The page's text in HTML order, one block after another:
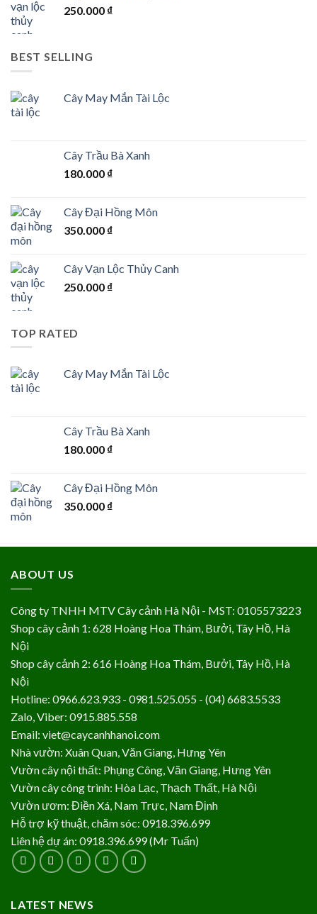
250.000 ₫
BEST SELLING
Cây May Mắn Tài Lộc
Cây Trầu Bà Xanh
180.000 ₫
Cây Đại Hồng Môn
350.000 ₫
Cây Vạn Lộc Thủy Canh
250.000 ₫
TOP RATED
Cây May Mắn Tài Lộc
Cây Trầu Bà Xanh
180.000 ₫
Cây Đại Hồng Môn
350.000 ₫
ABOUT US
Công ty TNHH MTV Cây cảnh Hà Nội - MST: 0105573223
Shop cây cảnh 1: 628 Hoàng Hoa Thám, Bưởi, Tây Hồ, Hà
Nội
Shop cây cảnh 2: 616 Hoàng Hoa Thám, Bưởi, Tây Hồ, Hà
Nội
Hotline: 0966.623.933 - 0981.525.055 - (04) 6683.5533
Zalo, Viber: 0915.885.558
Email: viet@caycanhhanoi.com
Nhà vườn: Xuân Quan, Văn Giang, Hưng Yên
Vườn cây nội thất: Phụng Công, Văn Giang, Hưng Yên
Vườn cây công trình: Hòa Lạc, Thạch Thất, Hà Nội
Vườn ươm: Điền Xá, Nam Trực, Nam Định
Hỗ trợ kỹ thuật, chăm sóc: 0918.396.699
Liên hệ dự án: 0918.396.699 (Mr Tuấn)
LATEST NEWS